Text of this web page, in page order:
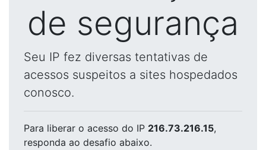
de segurança
Seu IP fez diversas tentativas de
acessos suspeitos a sites hospedados
conosco.
Para liberar o acesso do IP 216.73.216.15,
responda ao desafio abaixo.